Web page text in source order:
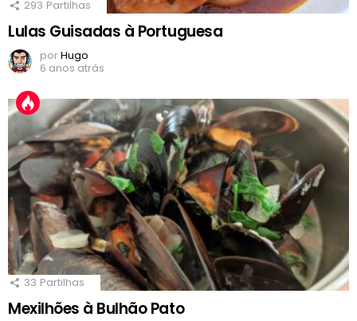
293 Partilhas
Lulas Guisadas à Portuguesa
porHugo
6 anos atrás
33 Partilhas
Mexilhões à Bulhão Pato